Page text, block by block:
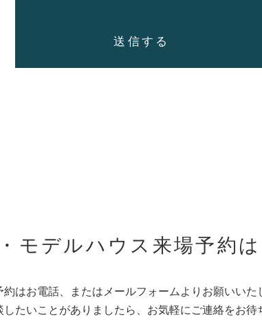
いて当社は、取得した個人情報を下記の目的に於いて
アンケートの実施等により、商品開発やサービス向上
確認作業を行なうため
）に関する活動のため
モデルハウス来場予約
約はお電話、またはメールフォームよりお願いいた
したいことがありましたら、お気軽にご連絡をお待